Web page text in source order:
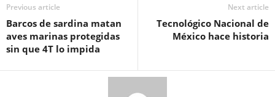
Previous article
Barcos de sardina matan
aves marinas protegidas
sin que 4T lo impida
Next article
Tecnológico Nacional de
México hace historia